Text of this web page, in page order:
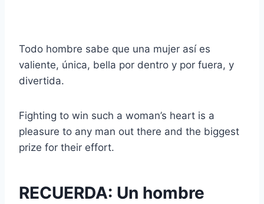
Todo hombre sabe que una mujer así es
valiente, única, bella por dentro y por fuera, y
divertida.
Fighting to win such a woman’s heart is a
pleasure to any man out there and the biggest
prize for their effort.
RECUERDA: Un hombre